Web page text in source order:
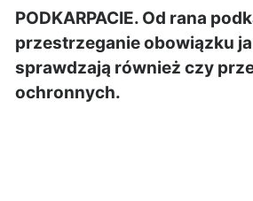
PODKARPACIE. Od rana
przestrzeganie obowiązku
sprawdzają również czy
ochronnych.